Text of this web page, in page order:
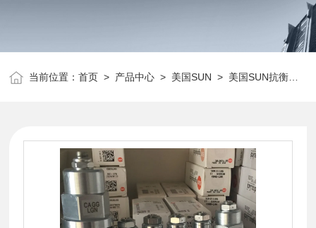
当前位置：首页 > 产品中心 > 美国SUN > 美国SUN抗衡阀